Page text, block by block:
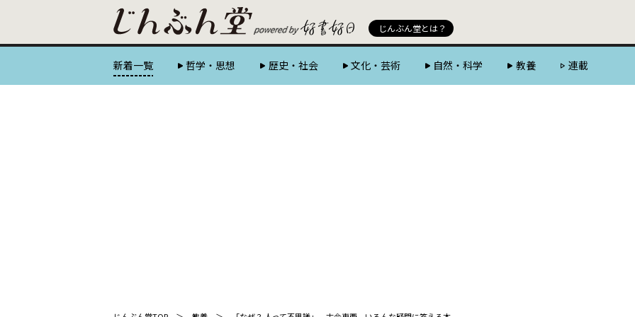
じんぶん堂とは？
新着一覧 哲学・思想 歴史・社会 文化・芸術 自然・科学 教養 連載